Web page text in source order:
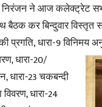
निरंजन ने आज कलेक्ट्रेट
कर बिन्दुवार विस्तृत
धारा-9 विनिमय
धारा-20/
धारा-23 चकबन्दी
धारा-24